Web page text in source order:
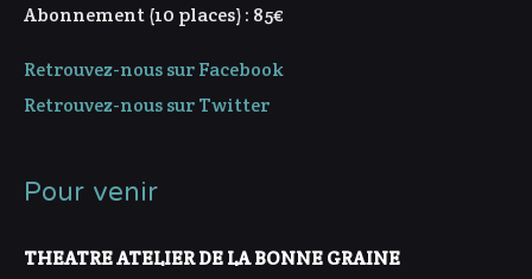
Abonnement (10 places) : 85€
Retrouvez-nous sur Facebook
Retrouvez-nous sur Twitter
Pour venir
THEATRE ATELIER DE LA BONNE GRAINE